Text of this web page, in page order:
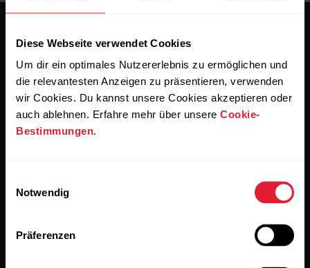
Diese Webseite verwendet Cookies
Um dir ein optimales Nutzererlebnis zu ermöglichen und
die relevantesten Anzeigen zu präsentieren, verwenden
wir Cookies. Du kannst unsere Cookies akzeptieren oder
auch ablehnen. Erfahre mehr über unsere Cookie-
Bestimmungen.
Notwendig
Präferenzen
Bleibe auf dem Laufenden.